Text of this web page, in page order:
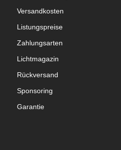
Versandkosten
Listungspreise
Zahlungsarten
Lichtmagazin
Rückversand
Sponsoring
Garantie